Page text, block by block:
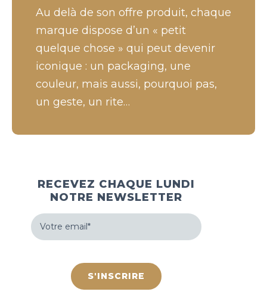
RECEVEZ CHAQUE LUNDI
NOTRE NEWSLETTER
Votre
email
(Nécessaire)
Au delà de son offre produit, chaque
marque dispose d’un « petit
quelque chose » qui peut devenir
iconique : un packaging, une
couleur, mais aussi, pourquoi pas,
un geste, un rite…